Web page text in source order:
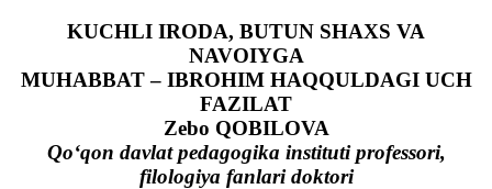
KUCHLI IRODA, BUTUN SHAXS VA
NAVOIYGA
MUHABBAT – IBROHIM HAQQULDAGI UCH
FAZILAT
Zebo QOBILOVA
Qo‘qon davlat pedagogika instituti professori,
filologiya fanlari doktori